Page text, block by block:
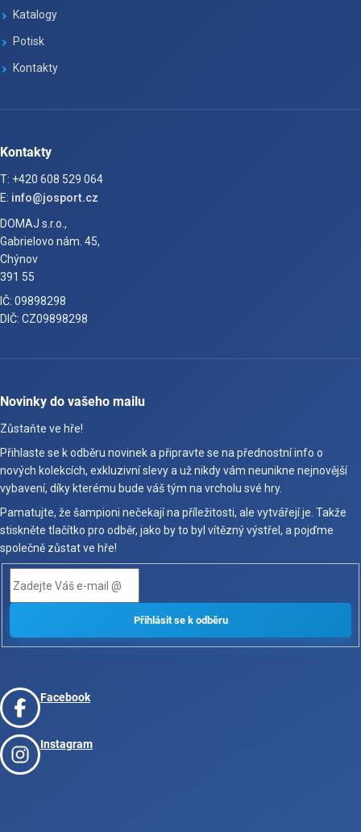
Katalogy
Potisk
Kontakty
Kontakty
T: +420 608 529 064
E: info@josport.cz
DOMAJ s.r.o.,
Gabrielovo nám. 45,
Chýnov
391 55
IČ: 09898298
DIČ: CZ09898298
Novinky do vašeho mailu
Zůstaňte ve hře!
Přihlaste se k odběru novinek a připravte se na přednostní info o
nových kolekcích, exkluzivní slevy a už nikdy vám neunikne nejnovější
vybavení, díky kterému bude váš tým na vrcholu své hry.
Pamatujte, že šampioni nečekají na příležitosti, ale vytvářejí je. Takže
stiskněte tlačítko pro odběr, jako by to byl vítězný výstřel, a pojďme
společně zůstat ve hře!
Facebook
Instagram